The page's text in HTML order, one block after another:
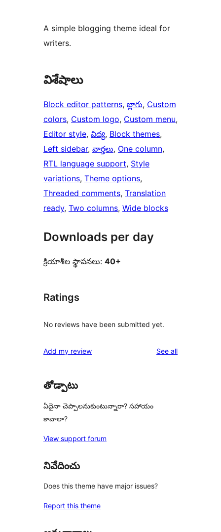
A simple blogging theme ideal for
writers.
విశేషాలు
Block editor patterns, బ్లాగు, Custom
colors, Custom logo, Custom menu
Editor style, విద్య, Block themes
Left sidebar, వార్తలు, One column
RTL language support, Style
variations, Theme options
Threaded comments, Translation
ready, Two columns, Wide blocks
Downloads per day
క్రియాశీల స్థాపనలు: 40+
Ratings
No reviews have been submitted yet.
Add my review See allreviews
తోడ్పాటు
ఏదైనా చెప్పాలనుకుంటున్నారా? సహాయం
కావాలా?
View support forum
నివేదించు
Does this theme have major issues?
Report this theme